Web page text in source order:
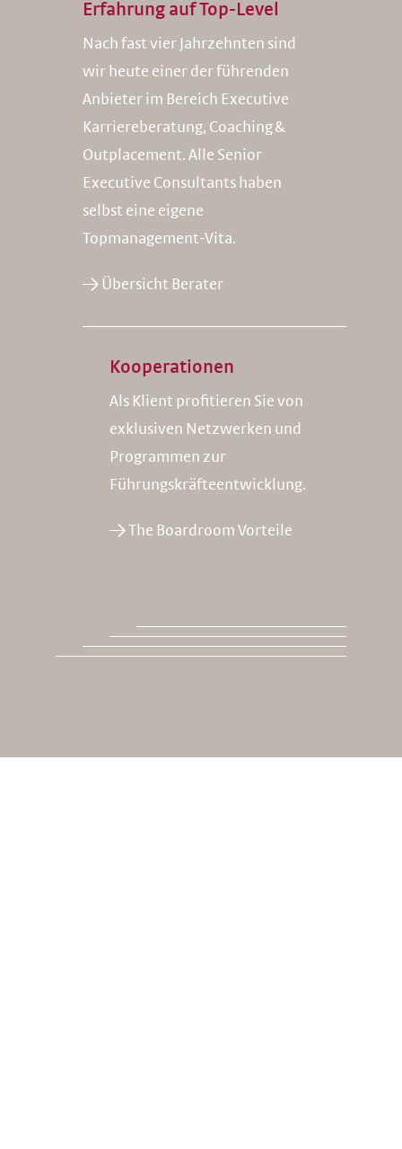
Erfahrung auf Top-Level
Nach fast vier Jahrzehnten sind
wir heute einer der führenden
Anbieter im Bereich Executive
Karriereberatung, Coaching &
Outplacement. Alle Senior
Executive Consultants haben
selbst eine eigene
Topmanagement-Vita.
→ Übersicht Berater
Kooperationen
Als Klient profitieren Sie von
exklusiven Netzwerken und
Programmen zur
Führungskräfteentwicklung.
→ The Boardroom Vorteile